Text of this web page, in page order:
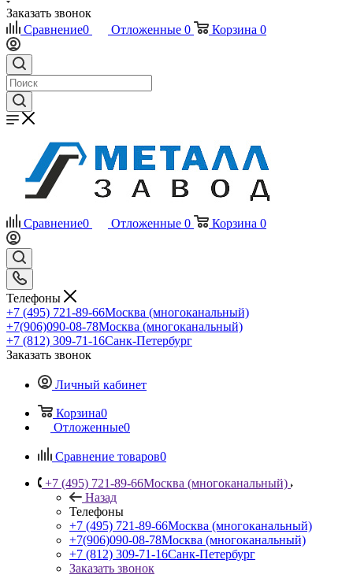
Заказать звонок
Сравнение0 Отложенные 0 Корзина 0
Сравнение0 Отложенные 0 Корзина 0
Телефоны
+7 (495) 721-89-66Москва (многоканальный)
+7(906)090-08-78Москва (многоканальный)
+7 (812) 309-71-16Санк-Петербург
Заказать звонок
Личный кабинет
Корзина0
Отложенные0
Сравнение товаров0
+7 (495) 721-89-66Москва (многоканальный)
Назад
Телефоны
+7 (495) 721-89-66Москва (многоканальный)
+7(906)090-08-78Москва (многоканальный)
+7 (812) 309-71-16Санк-Петербург
Заказать звонок